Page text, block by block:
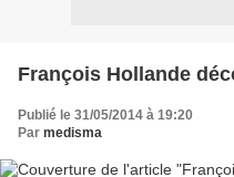
François Hollande
Publié le 31/05/2014 à 19:20
Par medisma